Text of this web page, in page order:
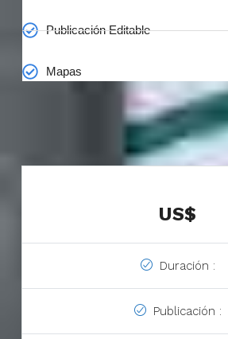
Publicación Editable
Mapas
US$
Duración :
Publicación :